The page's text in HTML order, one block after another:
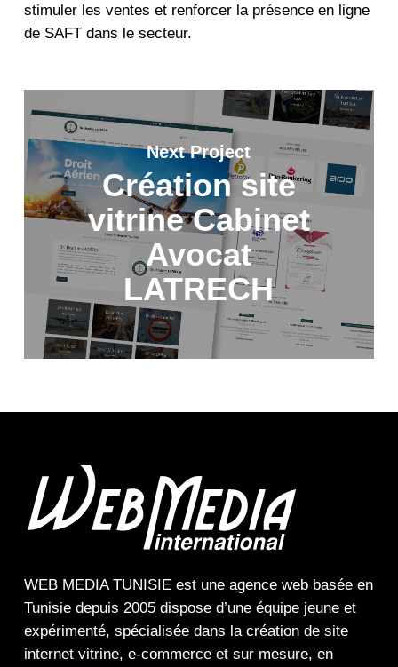
stimuler les ventes et renforcer la présence en ligne
de SAFT dans le secteur.
Next Project
Création site
vitrine Cabinet
Avocat
LATRECH
WEB MEDIA TUNISIEest une agence webbasée en
Tunisie depuis 2005 dispose d’une équipe jeune et
expérimenté, spécialisée dans la création de site
internet vitrine, e-commerceet sur mesure, en